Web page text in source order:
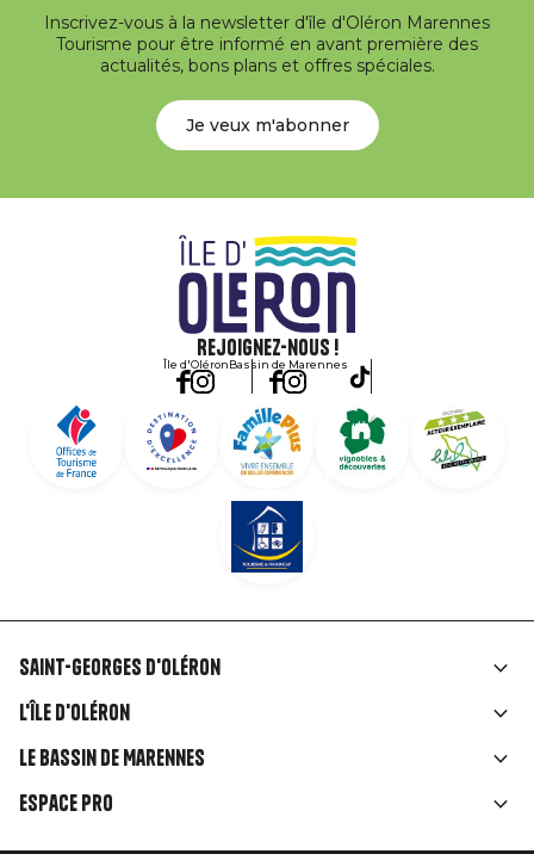
Inscrivez-vous à la newsletter d'île d'Oléron Marennes
Tourisme pour être informé en avant première des
actualités, bons plans et offres spéciales.
Je veux m'abonner
Rejoignez-nous !
Île d'OléronBassin de Marennes
Liens
rubriques
Saint-Georges d'Oléron
L'île d'Oléron
Le Bassin de Marennes
Espace Pro